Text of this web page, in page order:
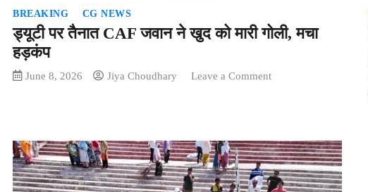
BREAKING CG NEWS
ड्यूटी पर तैनात CAF जवान ने खुद को मारी गोली, मचा
हड़कंप
June 8, 2026 Jiya Choudhary Leave a Commenton
जवान
ने
खुद